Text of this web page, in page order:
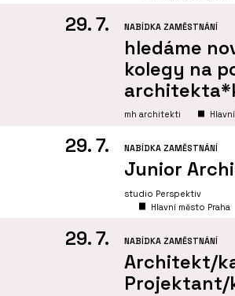
29. 7. NABÍDKA ZAMĚSTNÁNÍ
hledáme
kolegy na
mh architekti
29. 7. NABÍDKA ZAMĚSTNÁNÍ
Junior
studio Perspektiv
Hlavní město Praha
29. 7. NABÍDKA ZAMĚSTNÁNÍ
Architekt/
Projektant/